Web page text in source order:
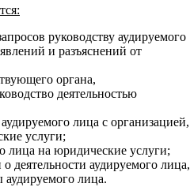
руководству аудируемого
и разъяснений от
органа,
деятельностью
лица с организацией,
услуги;
лица на юридические услуги;
деятельности аудируемого лица,
лица.